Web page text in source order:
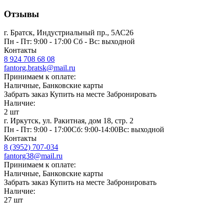
Отзывы
г. Братск, Индустриальный пр., 5АС26
Пн - Пт: 9:00 - 17:00 Сб - Вс: выходной
Контакты
8 924 708 68 08
fantorg.bratsk@mail.ru
Принимаем к оплате:
Наличные, Банковские карты
Забрать заказ Купить на месте Забронировать
Наличие:
2 шт
г. Иркутск, ул. Ракитная, дом 18, стр. 2
Пн - Пт: 9:00 - 17:00Сб: 9:00-14:00Вс: выходной
Контакты
8 (3952) 707-034
fantorg38@mail.ru
Принимаем к оплате:
Наличные, Банковские карты
Забрать заказ Купить на месте Забронировать
Наличие:
27 шт